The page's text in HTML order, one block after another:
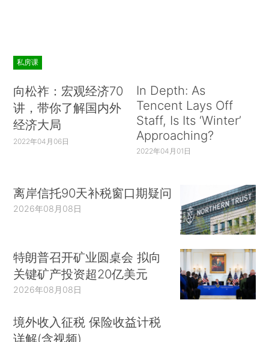
私房课
向松祚：宏观经济70
讲，带你了解国内外
经济大局
2022年04月06日
In Depth: As
Tencent Lays Off
Staff, Is Its ‘Winter’
Approaching?
2022年04月01日
离岸信托90天补税窗口期疑问
2026年08月08日
特朗普召开矿业圆桌会 拟向
关键矿产投资超20亿美元
2026年08月08日
境外收入征税 保险收益计税
详解(含视频)